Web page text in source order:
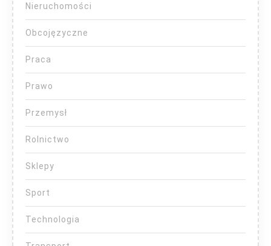
Nieruchomości
Obcojęzyczne
Praca
Prawo
Przemysł
Rolnictwo
Sklepy
Sport
Technologia